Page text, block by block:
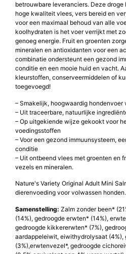
betrouwbare leveranciers. Deze droge
hoge kwaliteit vlees, vers bereid en
voor een maximaal behoud van alle
koolhydraten is het voer verrijkt met
genoeg energie. Fruit en groenten
mineralen en antioxidanten voor een
combinatie ondersteunt een gezond
conditie en een mooie huid en vacht.
kleurstoffen, conserveermiddelen of
toegevoegd!
– Smakelijk, hoogwaardig hondenvoer
– Uit traceerbare, natuurlijke
– Op uitgekiende wijze gekookt voor
voedingsstoffen
– Voor een gezond immuunsysteem,
conditie
– Uit ontbeend vlees met groenten en
vezels en mineralen.
Nature's Variety Original Adult Mini
dierenvoeding voor volwassen honden.
Samenstelling: Zalm zonder been*
(14%), gedroogde erwten* (14%),
gedroogde kikkererwten* (7%),
aardappeleiwit, eiwithydrolysaat (4%),
(3%),erwtenvezel*, gedroogde